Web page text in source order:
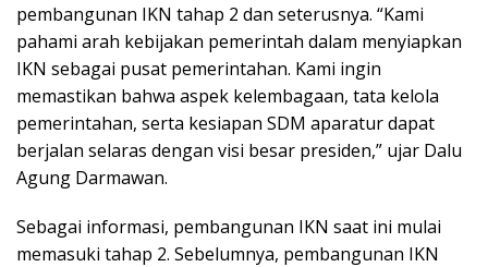
pembangunan IKN tahap 2 dan seterusnya. “Kami
pahami arah kebijakan pemerintah dalam menyiapkan
IKN sebagai pusat pemerintahan. Kami ingin
memastikan bahwa aspek kelembagaan, tata kelola
pemerintahan, serta kesiapan SDM aparatur dapat
berjalan selaras dengan visi besar presiden,” ujar Dalu
Agung Darmawan.
Sebagai informasi, pembangunan IKN saat ini mulai
memasuki tahap 2. Sebelumnya, pembangunan IKN